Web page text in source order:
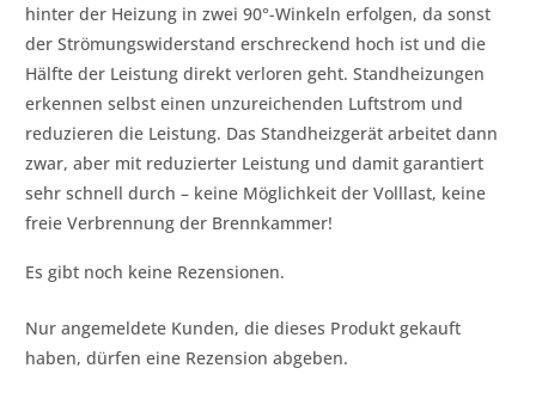
hinter der Heizung in zwei 90°-Winkeln erfolgen, da sonst
der Strömungswiderstand erschreckend hoch ist und die
Hälfte der Leistung direkt verloren geht. Standheizungen
erkennen selbst einen unzureichenden Luftstrom und
reduzieren die Leistung. Das Standheizgerät arbeitet dann
zwar, aber mit reduzierter Leistung und damit garantiert
sehr schnell durch – keine Möglichkeit der Volllast, keine
freie Verbrennung der Brennkammer!
Es gibt noch keine Rezensionen.
Nur angemeldete Kunden, die dieses Produkt gekauft
haben, dürfen eine Rezension abgeben.